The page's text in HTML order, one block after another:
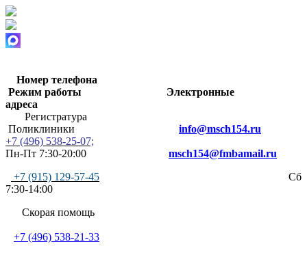
Номер телефона
Режим работы
Электронные
адреса
Регистратура
Поликлиники
info@msch154.ru
+7 (496) 538-25-07;
Пн-Пт 7:30-20:00 msch154@fmbamail.ru
+7 (915) 129-57-45
Сб
7:30-14:00
Скорая помощь
+7 (496) 538-21-33